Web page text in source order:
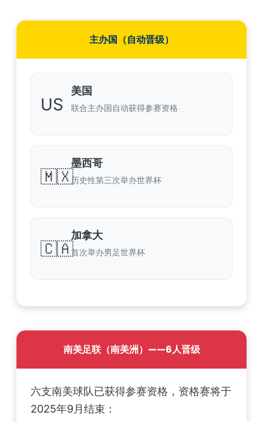
主办国（自动晋级）
US
美国
联合主办国自动获得参赛资格
🇲🇽
墨西哥
历史性第三次举办世界杯
🇨🇦
加拿大
首次举办男足世界杯
南美足联（南美洲）——6人晋级
六支南美球队已获得参赛资格，资格赛将于
2025年9月结束：